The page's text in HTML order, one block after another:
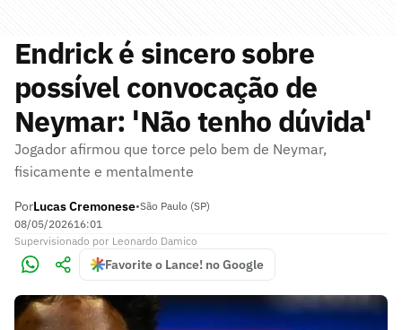
Endrick é sincero sobre
possível convocação de
Neymar: 'Não tenho dúvida'
Jogador afirmou que torce pelo bem de Neymar,
fisicamente e mentalmente
PorLucas Cremonese•São Paulo (SP)
08/05/202616:01
Supervisionado por Leonardo Damico
Favorite o Lance! no Google